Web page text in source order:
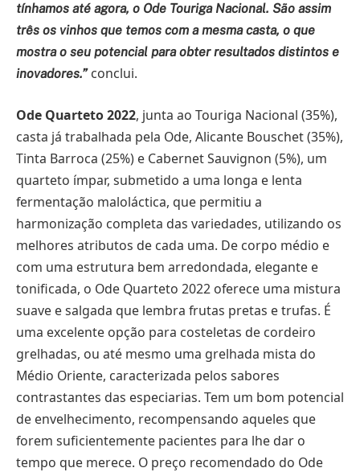
tínhamos até agora, o Ode Touriga Nacional. São assim
três os vinhos que temos com a mesma casta, o que
mostra o seu potencial para obter resultados distintos e
inovadores.” conclui.
Ode Quarteto 2022, junta ao Touriga Nacional (35%),
casta já trabalhada pela Ode, Alicante Bouschet (35%),
Tinta Barroca (25%) e Cabernet Sauvignon (5%), um
quarteto ímpar, submetido a uma longa e lenta
fermentação maloláctica, que permitiu a
harmonização completa das variedades, utilizando os
melhores atributos de cada uma. De corpo médio e
com uma estrutura bem arredondada, elegante e
tonificada, o Ode Quarteto 2022 oferece uma mistura
suave e salgada que lembra frutas pretas e trufas. É
uma excelente opção para costeletas de cordeiro
grelhadas, ou até mesmo uma grelhada mista do
Médio Oriente, caracterizada pelos sabores
contrastantes das especiarias. Tem um bom potencial
de envelhecimento, recompensando aqueles que
forem suficientemente pacientes para lhe dar o
tempo que merece. O preço recomendado do Ode